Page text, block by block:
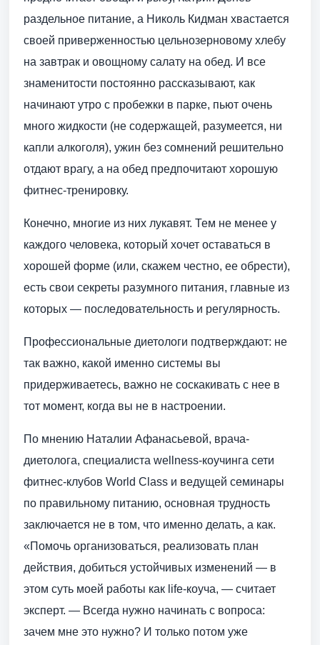
раздельное питание, а Николь Кидман хвастается
своей приверженностью цельнозерновому хлебу
на завтрак и овощному салату на обед. И все
знаменитости постоянно рассказывают, как
начинают утро с пробежки в парке, пьют очень
много жидкости (не содержащей, разумеется, ни
капли алкоголя), ужин без сомнений решительно
отдают врагу, а на обед предпочитают хорошую
фитнес-тренировку.
Конечно, многие из них лукавят. Тем не менее у
каждого человека, который хочет оставаться в
хорошей форме (или, скажем честно, ее обрести),
есть свои секреты разумного питания, главные из
которых — последовательность и регулярность.
Профессиональные диетологи подтверждают: не
так важно, какой именно системы вы
придерживаетесь, важно не соскакивать с нее в
тот момент, когда вы не в настроении.
По мнению Наталии Афанасьевой, врача-
диетолога, специалиста wellness-коучинга сети
фитнес-клубов World Class и ведущей семинары
по правильному питанию, основная трудность
заключается не в том, что именно делать, а как.
«Помочь организоваться, реализовать план
действия, добиться устойчивых изменений — в
этом суть моей работы как life-коуча, — считает
эксперт. — Всегда нужно начинать с вопроса:
зачем мне это нужно? И только потом уже